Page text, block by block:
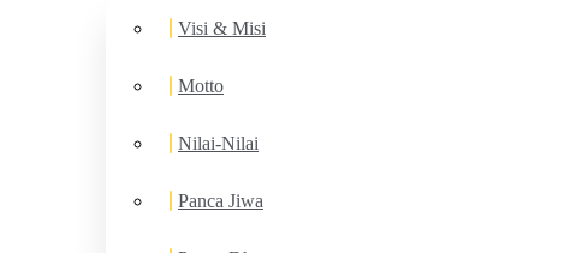
Visi & Misi
Motto
Nilai-Nilai
Panca Jiwa